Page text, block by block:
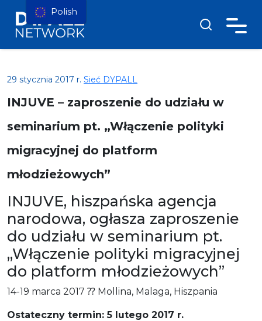
29 stycznia 2017 r. Sieć DYPALL
INJUVE – zaproszenie do udziału w
seminarium pt. „Włączenie polityki
migracyjnej do platform
młodzieżowych”
INJUVE, hiszpańska agencja
narodowa, ogłasza zaproszenie
do udziału w seminarium pt.
„Włączenie polityki migracyjnej
do platform młodzieżowych”
14-19 marca 2017 ⁇ Mollina, Malaga, Hiszpania
Ostateczny termin: 5 lutego 2017 r.
Polish